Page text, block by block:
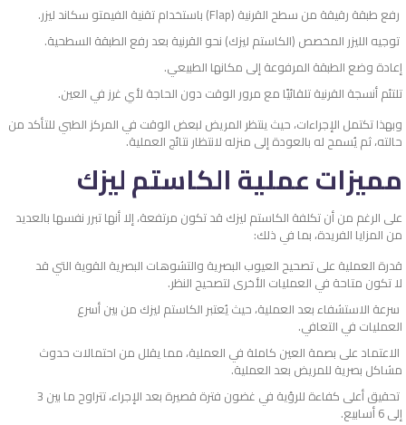
رفع طبقة رقيقة من سطح القرنية (Flap) باستخدام تقنية الفيمتو سكاند ليزر.
توجيه الليزر المخصص (الكاستم ليزك) نحو القرنية بعد رفع الطبقة السطحية.
إعادة وضع الطبقة المرفوعة إلى مكانها الطبيعي.
تلتئم أنسجة القرنية تلقائيًا مع مرور الوقت دون الحاجة لأي غرز في العين.
وبهذا تكتمل الإجراءات، حيث ينتظر المريض لبعض الوقت في المركز الطبي للتأكد من
حالته، ثم يُسمح له بالعودة إلى منزله لانتظار نتائج العملية.
مميزات عملية الكاستم ليزك
على الرغم من أن تكلفة الكاستم ليزك قد تكون مرتفعة، إلا أنها تبرر نفسها بالعديد
من المزايا الفريدة، بما في ذلك:
قدرة العملية على تصحيح العيوب البصرية والتشوهات البصرية القوية التي قد
لا تكون متاحة في العمليات الأخرى لتصحيح النظر.
سرعة الاستشفاء بعد العملية، حيث يُعتبر الكاستم ليزك من بين أسرع
العمليات في التعافي.
الاعتماد على بصمة العين كاملة في العملية، مما يقلل من احتمالات حدوث
مشاكل بصرية للمريض بعد العملية.
تحقيق أعلى كفاءة للرؤية في غضون فترة قصيرة بعد الإجراء، تتراوح ما بين 3
إلى 6 أسابيع.